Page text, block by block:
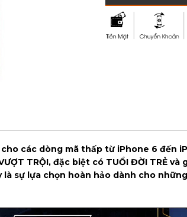
các dòng mã thấp từ iPhone 6 đến
TRỘI, đặc biệt có TUỔI ĐỜI TRẺ và
sự lựa chọn hoàn hảo dành cho